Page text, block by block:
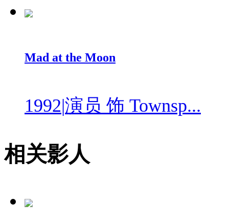
Mad at the Moon
1992|演员 饰 Townsp...
相关影人